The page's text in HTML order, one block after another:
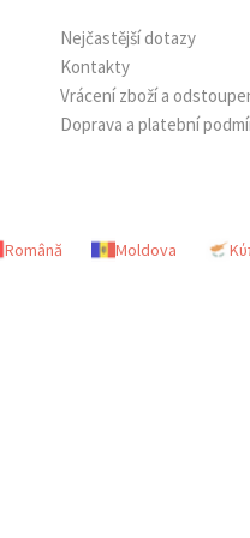
Nejčastější dotazy
Kontakty
Vrácení zboží a
Doprava a platební
Română Moldova